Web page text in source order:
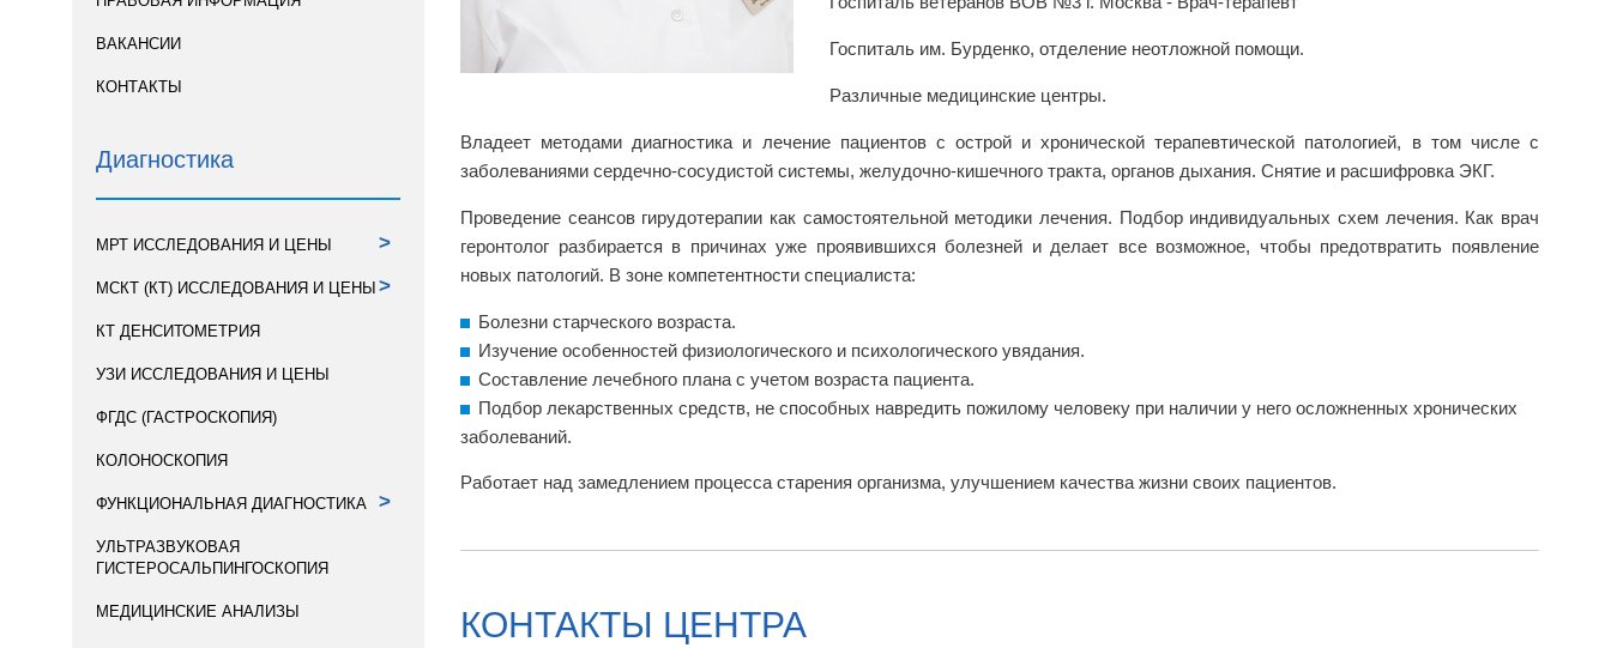
ВАКАНСИИ
КОНТАКТЫ
Диагностика
МРТ ИССЛЕДОВАНИЯ И ЦЕНЫ >
МСКТ (КТ) ИССЛЕДОВАНИЯ И ЦЕНЫ >
КТ ДЕНСИТОМЕТРИЯ
УЗИ ИССЛЕДОВАНИЯ И ЦЕНЫ
ФГДС (ГАСТРОСКОПИЯ)
КОЛОНОСКОПИЯ
ФУНКЦИОНАЛЬНАЯ ДИАГНОСТИКА >
УЛЬТРАЗВУКОВАЯ
ГИСТЕРОСАЛЬПИНГОСКОПИЯ
МЕДИЦИНСКИЕ АНАЛИЗЫ
Госпиталь им. Бурденко, отделение неотложной помощи.
Различные медицинские центры.
Владеет методами диагностика и лечение пациентов с острой и хронической терапевтической патологией, в том числе с
заболеваниями сердечно-сосудистой системы, желудочно-кишечного тракта, органов дыхания. Снятие и расшифровка ЭКГ.
Проведение сеансов гирудотерапии как самостоятельной методики лечения. Подбор индивидуальных схем лечения. Как врач
геронтолог разбирается в причинах уже проявившихся болезней и делает все возможное, чтобы предотвратить появление
новых патологий. В зоне компетентности специалиста:
Болезни старческого возраста.
Изучение особенностей физиологического и психологического увядания.
Составление лечебного плана с учетом возраста пациента.
Подбор лекарственных средств, не способных навредить пожилому человеку при наличии у него осложненных хронических
заболеваний.
Работает над замедлением процесса старения организма, улучшением качества жизни своих пациентов.
КОНТАКТЫ ЦЕНТРА